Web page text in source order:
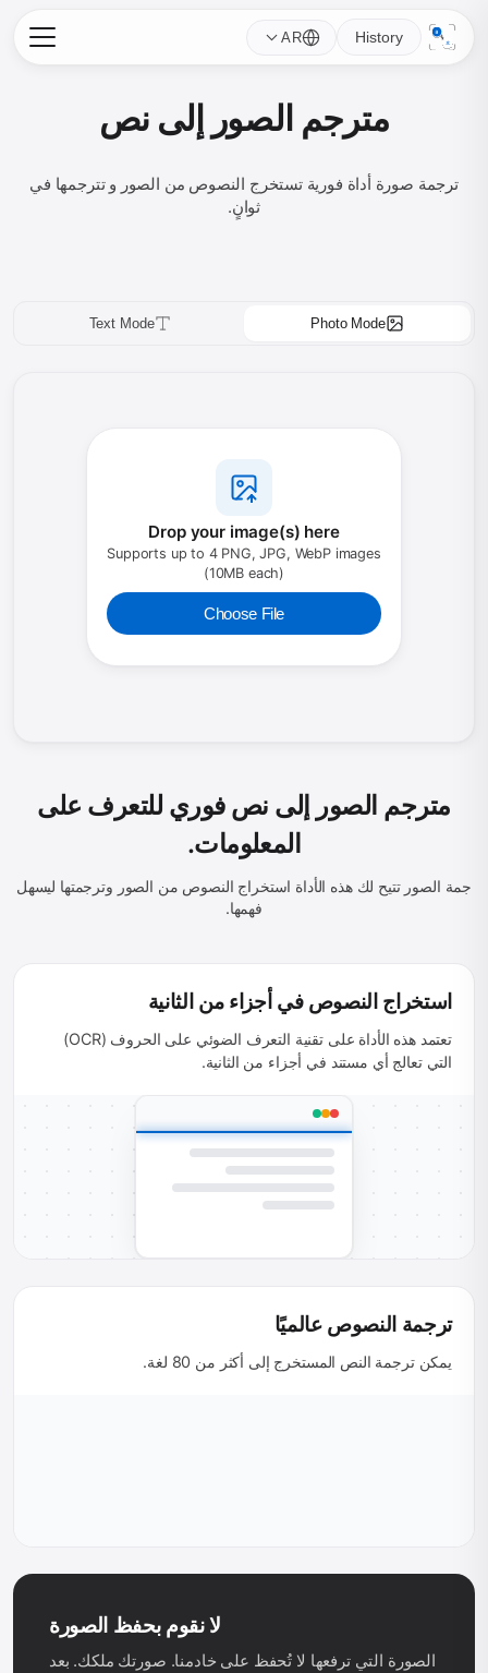
History
AR
مترجم الصور إلى نص
ترجمة صورة أداة فورية تستخرج النصوص من الصور و تترجمها في
ثوانٍ.
Photo Mode
Text Mode
Drop your image(s) here
Supports up to 4 PNG, JPG, WebP images
(10MB each)
Choose File
مترجم الصور إلى نص فوري للتعرف على
المعلومات.
جمة الصور تتيح لك هذه الأداة استخراج النصوص من الصور وترجمتها ليسهل
فهمها.
استخراج النصوص في أجزاء من الثانية
تعتمد هذه الأداة على تقنية التعرف الضوئي على الحروف (OCR)
التي تعالج أي مستند في أجزاء من الثانية.
ترجمة النصوص عالميًا
يمكن ترجمة النص المستخرج إلى أكثر من 80 لغة.
لا نقوم بحفظ الصورة
الصورة التي ترفعها لا تُحفظ على خادمنا. صورتك ملكك. بعد